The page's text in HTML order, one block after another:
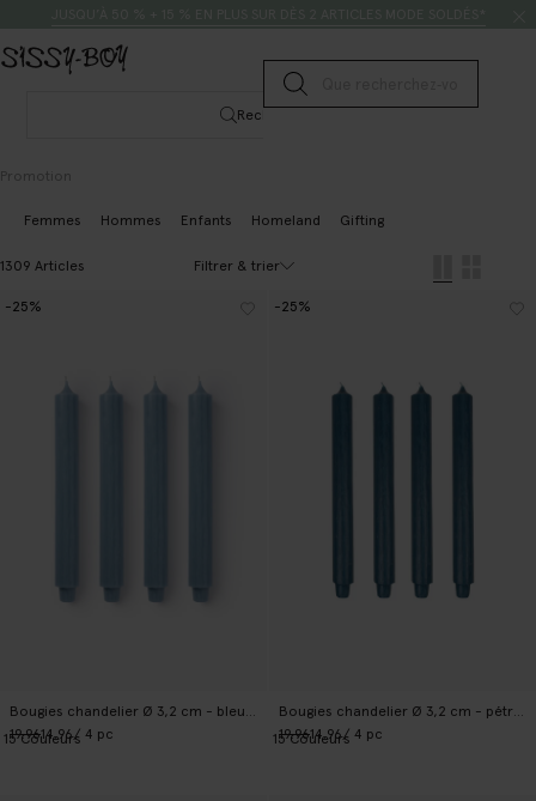
Lancer la recherche
Rechercher
Promotion
Femmes Hommes Enfants Homeland Gifting
1309 Articles Filtrer & trier
19.9614.96/ 4 pc
-25%
15Couleurs
19.9614.96/ 4 pc
-25%
15Couleurs